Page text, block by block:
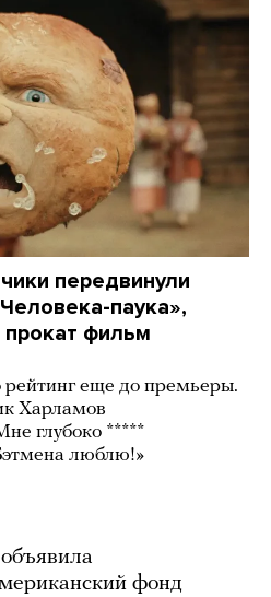
передвинули
паука»,
прокат фильм
еще до премьеры.
Харламов
глубоко *****
люблю!»
фонд